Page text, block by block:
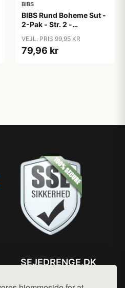
BIBS
BIBS Rund Boheme Sut -
2-Pak - Str. 2 -
Pink/Coral
VEJL. PRIS 99,95 KR
79,96 kr
SEJEDRENGE.DK